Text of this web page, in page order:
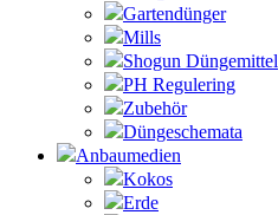
Gartendünger
Mills
Shogun Düngemittel
PH Regulering
Zubehör
Düngeschemata
Anbaumedien
Kokos
Erde